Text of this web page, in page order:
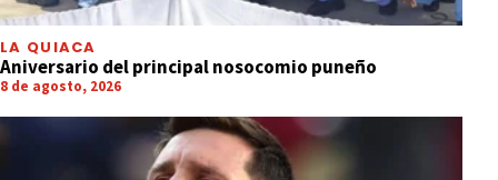
LA QUIACA
Aniversario del principal nosocomio puneño
8 de agosto, 2026